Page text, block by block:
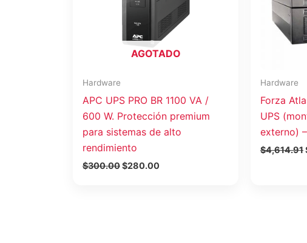
AGOTADO
Hardware
APC UPS PRO BR 1100 VA /
600 W. Protección premium
para sistemas de alto
rendimiento
$300.00$280.00
Hardware
Forza
UPS
externo)
$4,614.91